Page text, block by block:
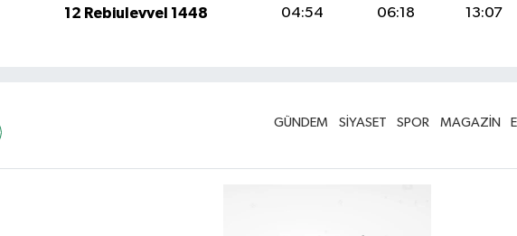
12 Rebiulevvel 1448 04:54 06:18 13:07
GÜNDEM SİYASET SPOR MAGAZİN